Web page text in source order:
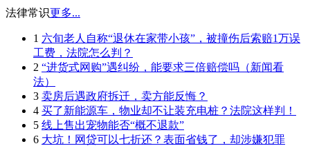
法律常识更多...
1 六旬老人自称“退休在家带小孩”，被撞伤后索赔1万误
工费，法院怎么判？
2 “进货式网购”遇纠纷，能要求三倍赔偿吗（新闻看
法）
3 卖房后遇政府拆迁，卖方能反悔？
4 买了新能源车，物业却不让装充电桩？法院这样判！
5 线上售出宠物能否“概不退款”
6 大坑！网贷可以七折还？表面省钱了，却涉嫌犯罪